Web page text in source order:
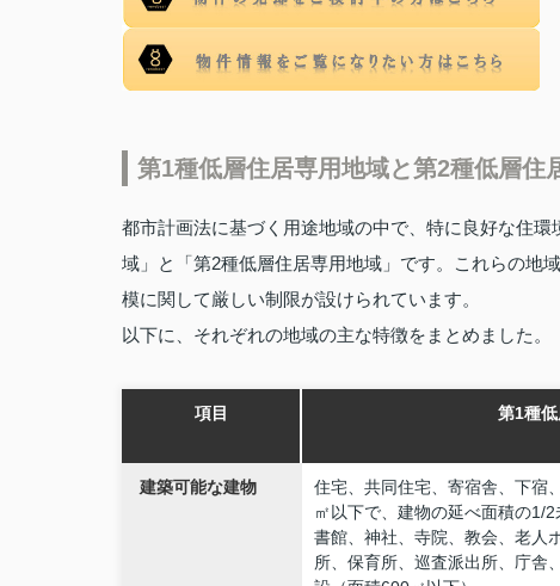
第1種低層住居専用地域と第2種低層住
都市計画法に基づく用途地域の中で、特に良好な住
域」と「第2種低層住居専用地域」です。これらの地
模に関して厳しい制限が設けられています。
以下に、それぞれの地域の主な特徴をまとめました。
項目 第1種
建築可能な建物
住宅、共同住宅、寄宿舎、下宿
㎡以下で、建物の延べ面積の1/
書館、神社、寺院、教会、老人
所、保育所、巡査派出所、庁舎